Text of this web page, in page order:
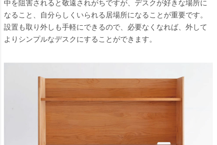
中を阻害されると敬遠されがちですが、デスクが好きな場所に
なること、自分らしくいられる居場所になることが重要です。
設置も取り外しも手軽にできるので、必要なくなれば、外して
よりシンプルなデスクにすることができます。